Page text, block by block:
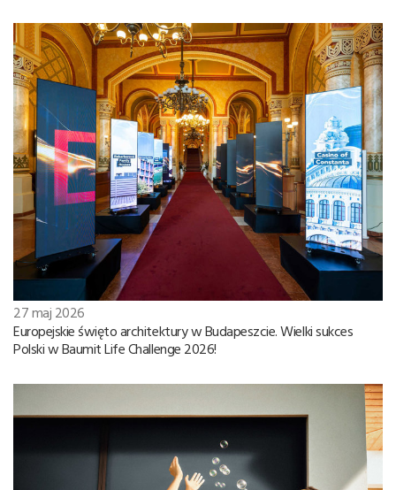
27 maj 2026
Europejskie święto architektury w Budapeszcie. Wielki sukces
Polski w Baumit Life Challenge 2026!